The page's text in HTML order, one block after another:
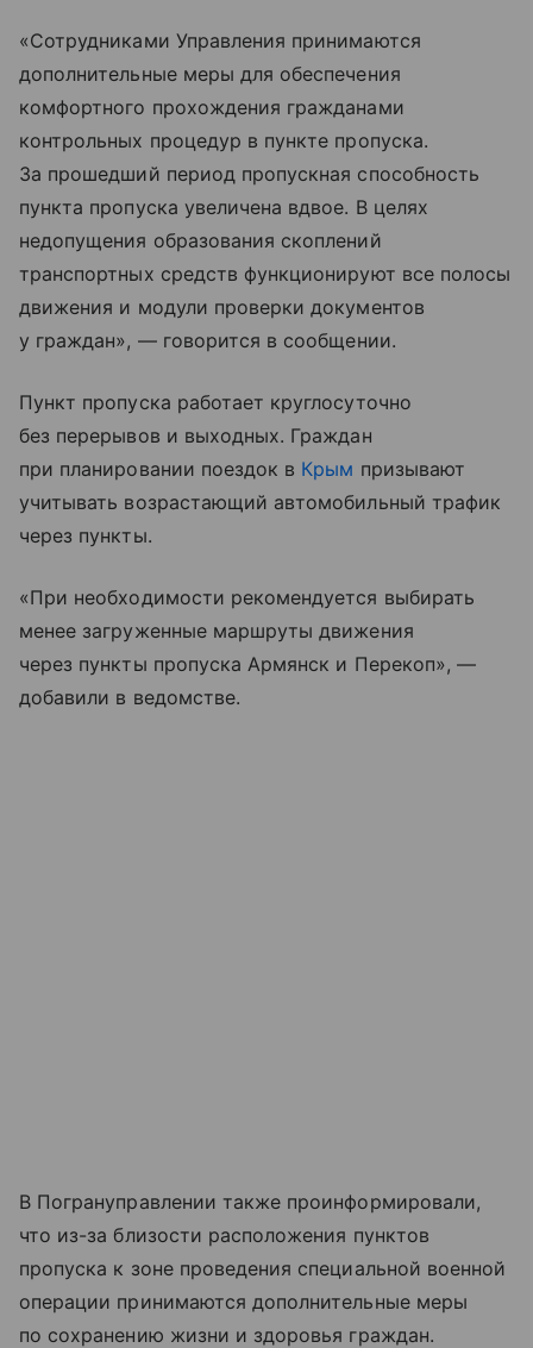
«Сотрудниками Управления принимаются
дополнительные меры для обеспечения
комфортного прохождения гражданами
контрольных процедур в пункте пропуска.
За прошедший период пропускная способность
пункта пропуска увеличена вдвое. В целях
недопущения образования скоплений
транспортных средств функционируют все полосы
движения и модули проверки документов
у граждан», — говорится в сообщении.
Пункт пропуска работает круглосуточно
без перерывов и выходных. Граждан
при планировании поездок в Крым призывают
учитывать возрастающий автомобильный трафик
через пункты.
«При необходимости рекомендуется выбирать
менее загруженные маршруты движения
через пункты пропуска Армянск и Перекоп», —
добавили в ведомстве.
В Погрануправлении также проинформировали,
что из-за близости расположения пунктов
пропуска к зоне проведения специальной военной
операции принимаются дополнительные меры
по сохранению жизни и здоровья граждан.